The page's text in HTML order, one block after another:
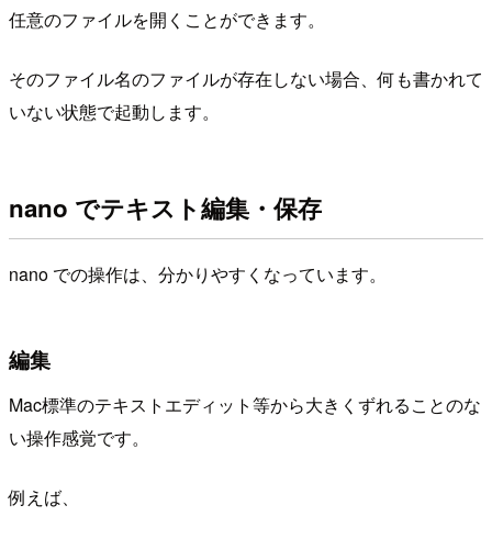
任意のファイルを開くことができます。
そのファイル名のファイルが存在しない場合、何も書かれて
いない状態で起動します。
nano でテキスト編集・保存
nano での操作は、分かりやすくなっています。
編集
Mac標準のテキストエディット等から大きくずれることのな
い操作感覚です。
例えば、